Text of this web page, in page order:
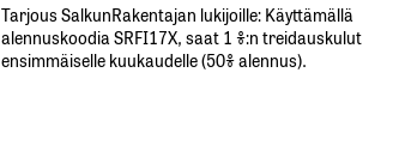
Tarjous SalkunRakentajan lukijoille: Käyttämällä​ ​
alennuskoodia​ ​SRFI17X,​ ​saat​ ​1 %:n treidauskulut​ ​
ensimmäiselle​ ​kuukaudelle​ ​(50%​ ​alennus).